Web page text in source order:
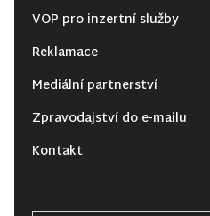
VOP pro inzertní služby
Reklamace
Mediální partnerství
Zpravodajství do e-mailu
Kontakt